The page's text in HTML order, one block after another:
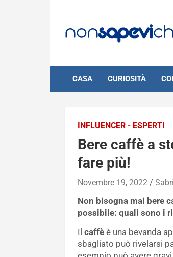
content
CASA CURIOSITÀ
INFLUENCER - ESPERTI
Bere caffè a
fare più!
Novembre 19, 2022
Non bisogna mai bere
possibile: quali sono i
Il caffè è una bevanda
sbagliato può rivelarsi